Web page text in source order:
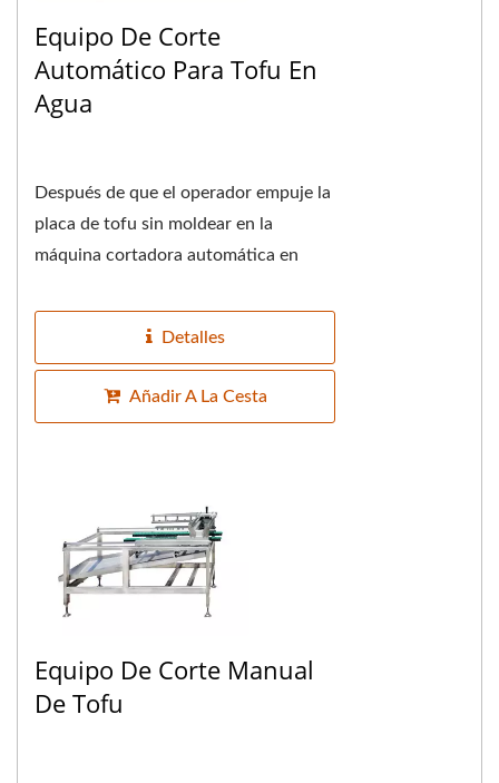
Equipo De Corte
Automático Para Tofu En
Agua
Después de que el operador empuje la
placa de tofu sin moldear en la
máquina cortadora automática en
equipada con una cinta...
Detalles
Añadir A La Cesta
Equipo De Corte Manual
De Tofu